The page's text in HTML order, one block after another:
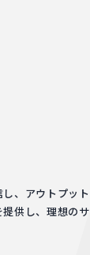
、アウトプッ
提供し、理想の